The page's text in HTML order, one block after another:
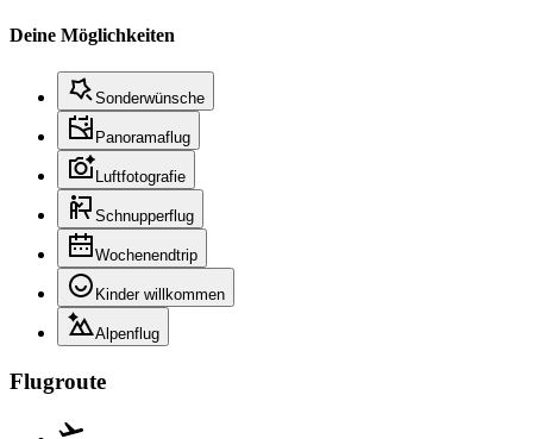
Deine Möglichkeiten
Sonderwünsche
Panoramaflug
Luftfotografie
Schnupperflug
Wochenendtrip
Kinder willkommen
Alpenflug
Flugroute